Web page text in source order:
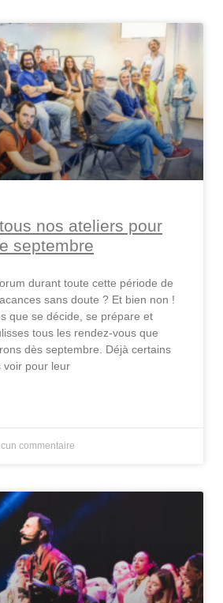
nos ateliers pour
septembre
durant toute cette période de
sans doute ? Et bien non !
que se décide, se prépare et
tous les rendez-vous que
dès septembre. Déjà certains
voir pour leur
commentaire